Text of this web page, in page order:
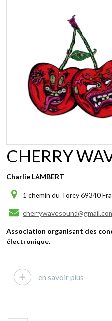
CHERRY
Charlie LAMBERT
1 chemin du Torey 69340
Association organisant des
électronique.
en savoir plus